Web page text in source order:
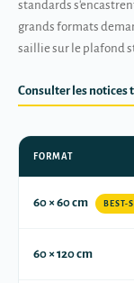
standards
grands formats
saillie sur le plafond
Consulter les notices
FORMAT
60 × 60 cm BEST-
60 × 120 cm